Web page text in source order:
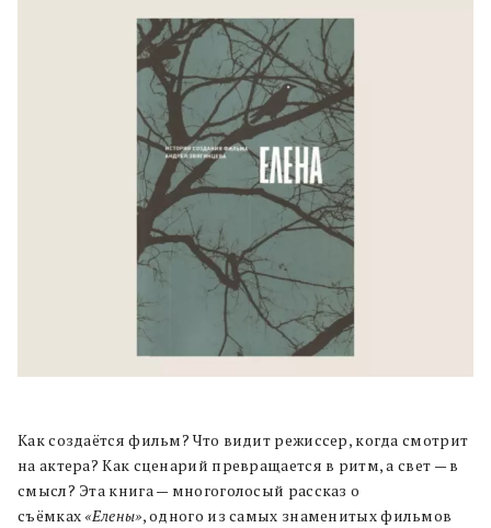
Как создаётся фильм? Что видит режиссер, когда смотрит
на актера? Как сценарий превращается в ритм, а свет — в
смысл? Эта книга — многоголосый рассказ о
съёмках«Елены», одного из самых знаменитых фильмов